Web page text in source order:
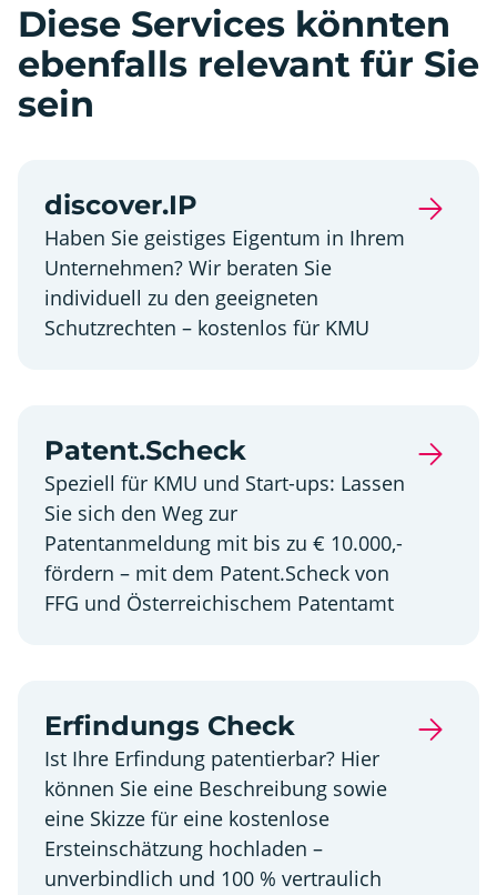
Diese Services könnten
ebenfalls relevant für Sie
sein
discover.IP
Haben Sie geistiges Eigentum in Ihrem
Unternehmen? Wir beraten Sie
individuell zu den geeigneten
Schutzrechten – kostenlos für KMU
Patent.Scheck
Speziell für KMU und Start-ups: Lassen
Sie sich den Weg zur
Patentanmeldung mit bis zu € 10.000,-
fördern – mit dem Patent.Scheck von
FFG und Österreichischem Patentamt
Erfindungs Check
Ist Ihre Erfindung patentierbar? Hier
können Sie eine Beschreibung sowie
eine Skizze für eine kostenlose
Ersteinschätzung hochladen –
unverbindlich und 100 % vertraulich